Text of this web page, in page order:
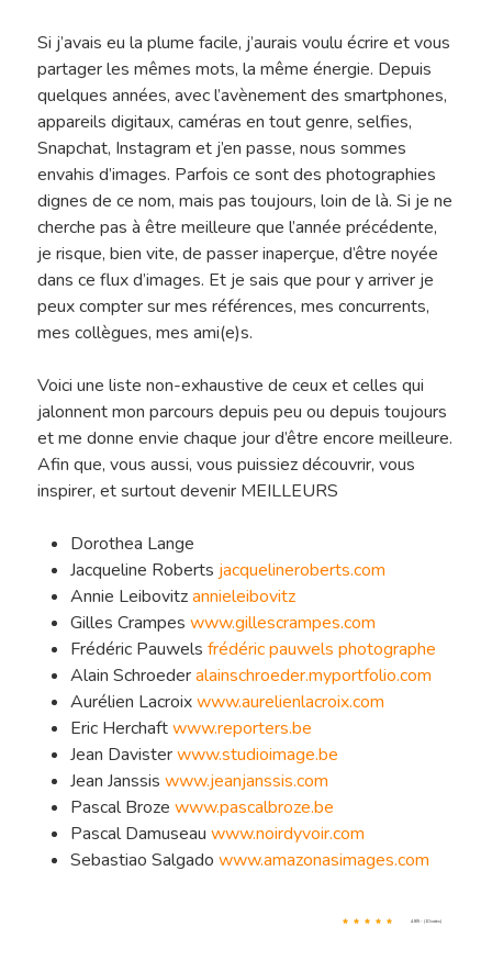
Si j’avais eu la plume facile, j’aurais voulu écrire et vous
partager les mêmes mots, la même énergie. Depuis
quelques années, avec l’avènement des smartphones,
appareils digitaux, caméras en tout genre, selfies,
Snapchat, Instagram et j’en passe, nous sommes
envahis d’images. Parfois ce sont des photographies
dignes de ce nom, mais pas toujours, loin de là. Si je ne
cherche pas à être meilleure que l’année précédente,
je risque, bien vite, de passer inaperçue, d’être noyée
dans ce flux d’images. Et je sais que pour y arriver je
peux compter sur mes références, mes concurrents,
mes collègues, mes ami(e)s.
Voici une liste non-exhaustive de ceux et celles qui
jalonnent mon parcours depuis peu ou depuis toujours
et me donne envie chaque jour d’être encore meilleure.
Afin que, vous aussi, vous puissiez découvrir, vous
inspirer, et surtout devenir MEILLEURS
Dorothea Lange
Jacqueline Roberts jacquelineroberts.com
Annie Leibovitzannieleibovitz
Gilles Crampes www.gillescrampes.com
Frédéric Pauwels frédéric pauwels photographe
Alain Schroederalainschroeder.myportfolio.com
Aurélien Lacroixwww.aurelienlacroix.com
Eric Herchaftwww.reporters.be
Jean Davisterwww.studioimage.be
Jean Janssis www.jeanjanssis.com
Pascal Broze www.pascalbroze.be
Pascal Damuseau www.noirdyvoir.com
Sebastiao Salgado www.amazonasimages.com
4.8/5 - (10 votes)
Contact
Le Blog De